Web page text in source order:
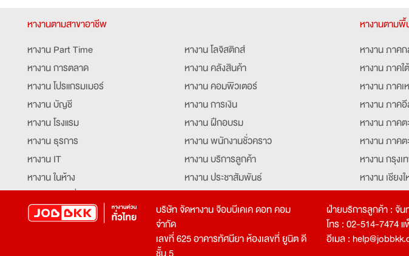
หางานตามสาขาอาชีพ
หางาน Part Time
หางาน การตลาด
หางาน โปรแกรมเมอร์
หางาน บัญชี
หางาน โรงแรม
หางาน ธุรการ
หางาน IT
หางาน ในห้าง
หางาน ท่องเที่ยว
หางาน จัดซื้อ
หางาน โลจิสติกส์
หางาน คลังสินค้า
หางาน คอมพิวเตอร์
หางาน การเงิน
หางาน ฝึกอบรม
หางาน พนักงานชั่วคราว
หางาน บริการลูกค้า
หางาน ประชาสัมพันธ์
หางาน รับโทรศัพท์
หางาน ประสานงาน
หางาน จองตั๋ว
หางานตาม
หางาน ภาค
หางาน ภาคใต้
หางาน ภาคเ
หางาน ภาค
หางาน ภาค
หางาน ภาค
หางาน กรุง
หางาน เชียง
หางาน ฉะเชิง
บริษัท จัดหางาน จ๊อบบีเคเค ดอท คอม
จำกัด
เลขที่ 625 อาคารทัศนียา ห้องเลขที่ ยูนิต ดี
ฝ่ายบริการลูกค้า : จัน
โทร : 02-514-7474
อีเมล :